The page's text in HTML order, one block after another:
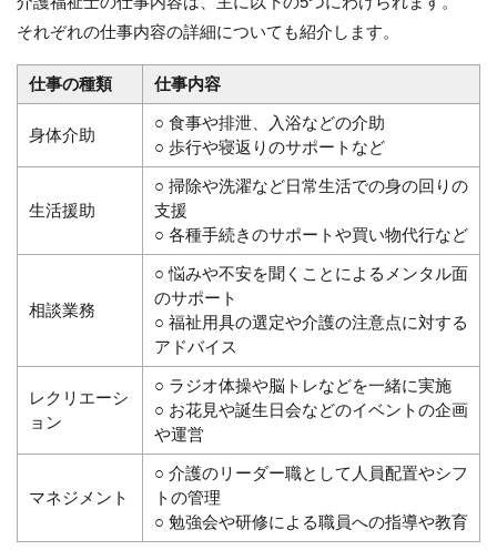
それぞれの仕事内容の詳細についても紹介します。
仕事の種類 仕事内容
身体介助
○ 食事や排泄、入浴などの介助
○ 歩行や寝返りのサポートなど
生活援助
○ 掃除や洗濯など日常生活での身の回りの
支援
○ 各種手続きのサポートや買い物代行など
相談業務
○ 悩みや不安を聞くことによるメンタル面
のサポート
○ 福祉用具の選定や介護の注意点に対する
アドバイス
レクリエーシ
ョン
○ ラジオ体操や脳トレなどを一緒に実施
○ お花見や誕生日会などのイベントの企画
や運営
マネジメント
○ 介護のリーダー職として人員配置やシフ
トの管理
○ 勉強会や研修による職員への指導や教育